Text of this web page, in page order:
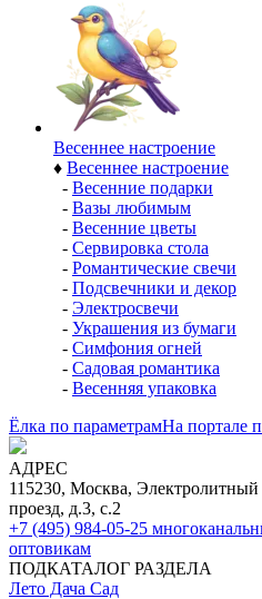
Весеннее настроение
♦ Весеннее настроение
- Весенние подарки
- Вазы любимым
- Весенние цветы
- Сервировка стола
- Романтические свечи
- Подсвечники и декор
- Электросвечи
- Украшения из бумаги
- Симфония огней
- Садовая романтика
- Весенняя упаковка
Ёлка по параметрамНа портале
АДРЕС
115230, Москва, Электролитный
проезд, д.3, с.2
+7 (495) 984-05-25
оптовикам
ПОДКАТАЛОГ РАЗДЕЛА
Лето Дача Сад